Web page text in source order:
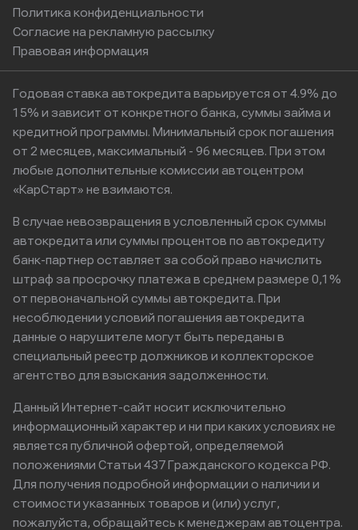
Политика конфиденциальности
Согласие на рекламную рассылку
Правовая информация
Годовая ставка автокредита варьируется от 4.9% до
15% и зависит от конкретного банка, суммы займа и
кредитной программы. Минимальный срок погашения
от 2 месяцев, максимальный - 96 месяцев. При этом
любые дополнительные комиссии автоцентром
«КарСтарт» не взимаются.
В случае невозвращения в условленный срок суммы
автокредита или суммы процентов по автокредиту
банк-партнер оставляет за собой право начислить
штраф за просрочку платежа в среднем размере 0,1%
от первоначальной суммы автокредита. При
несоблюдении условий погашения автокредита
данные о нарушителе могут быть переданы в
специальный реестр должников и коллекторское
агентство для взыскания задолженности.
Данный Интернет-сайт носит исключительно
информационный характер и ни при каких условиях не
является публичной офертой, определяемой
положениями Статьи 437 Гражданского кодекса РФ.
Для получения подробной информации о наличии и
стоимости указанных товаров и (или) услуг,
пожалуйста, обращайтесь к менеджерам автоцентра.